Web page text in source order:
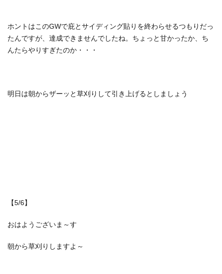
ホントはこのGWで庇とサイディング貼りを終わらせるつもりだっ
たんですが、達成できませんでしたね。ちょっと甘かったか、ち
んたらやりすぎたのか・・・
明日は朝からザーッと草刈りして引き上げるとしましょう
【5/6】
おはようございま～す
朝から草刈りしますよ～